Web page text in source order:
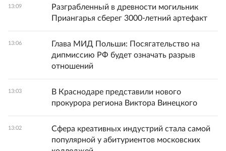
13:09
Разграбленный в древности могильник
Приангарья сберег 3000-летний артефакт
13:06
Глава МИД Польши: Посягательство на
дипмиссию РФ будет означать разрыв
отношений
13:03
В Краснодаре представили нового
прокурора региона Виктора Винецкого
13:02
Сфера креативных индустрий стала самой
популярной у абитуриентов московских